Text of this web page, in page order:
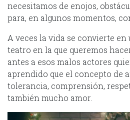
necesitamos de enojos,
para, en algunos momentos,
A veces la vida se convierte en
teatro en la que queremos
antes a esos malos actores
aprendido que el concepto de
tolerancia, comprensión,
también mucho amor.